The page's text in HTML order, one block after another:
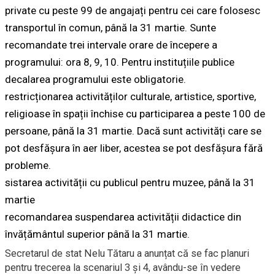
private cu peste 99 de angajați pentru cei care folosesc
transportul în comun, până la 31 martie. Sunte
recomandate trei intervale orare de începere a
programului: ora 8, 9, 10. Pentru instituțiile publice
decalarea programului este obligatorie.
restricționarea activităților culturale, artistice, sportive,
religioase în spații închise cu participarea a peste 100 de
persoane, până la 31 martie. Dacă sunt activități care se
pot desfășura în aer liber, acestea se pot desfășura fără
probleme.
sistarea activității cu publicul pentru muzee, până la 31
martie
recomandarea suspendarea activității didactice din
învățământul superior până la 31 martie.
Secretarul de stat Nelu Tătaru a anunțat că se fac planuri
pentru trecerea la scenariul 3 și 4, avându-se în vedere